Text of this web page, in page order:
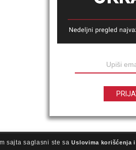
sajta saglasni ste saUslovima korišćenja